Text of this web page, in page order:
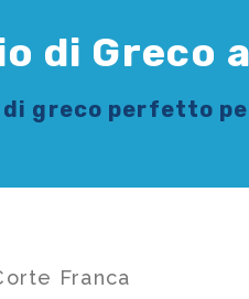
di Greco
greco perfetto
Franca